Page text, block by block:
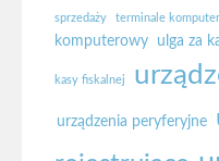
sprzedaży terminale
komputerowy
ulga za
kasy fiskalnej
urządzenia peryferyjne